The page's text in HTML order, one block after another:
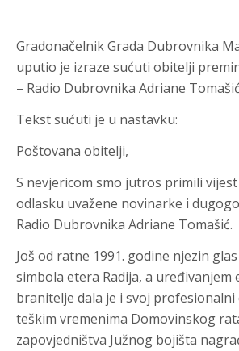
Gradonačelnik Grada Dubrovnika
uputio je izraze sućuti obitelji
– Radio Dubrovnika Adriane
Tekst sućuti je u nastavku:
Poštovana obitelji,
S nevjericom smo jutros primili
odlasku uvažene novinarke i
Radio Dubrovnika Adriane Tomašić.
Još od ratne 1991. godine njezin
simbola etera Radija, a uređivanjem
branitelje dala je i svoj
teškim vremenima Domovinskog
zapovjedništva Južnog bojišta